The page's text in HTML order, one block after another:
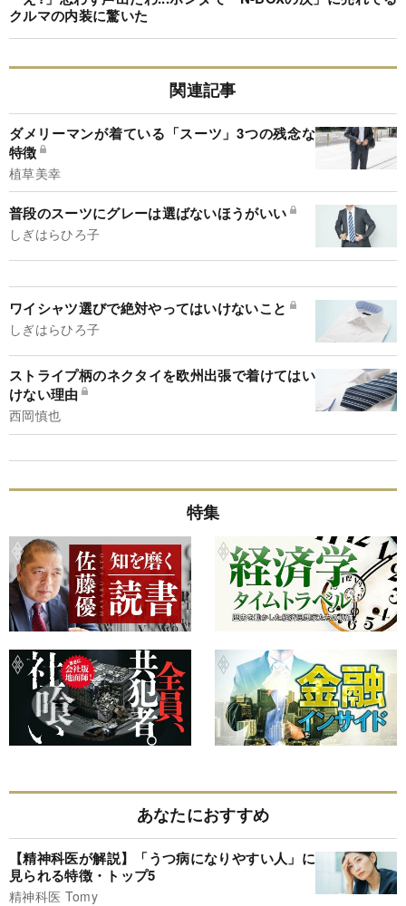
クルマの内装に驚いた
関連記事
ダメリーマンが着ている「スーツ」3つの残念な
特徴
植草美幸
普段のスーツにグレーは選ばないほうがいい
しぎはらひろ子
ワイシャツ選びで絶対やってはいけないこと
しぎはらひろ子
ストライプ柄のネクタイを欧州出張で着けてはい
けない理由
西岡慎也
特集
あなたにおすすめ
【精神科医が解説】「うつ病になりやすい人」に
見られる特徴・トップ5
精神科医 Tomy